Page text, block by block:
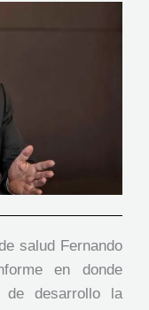
salud Fernando
en donde
de desarrollo la